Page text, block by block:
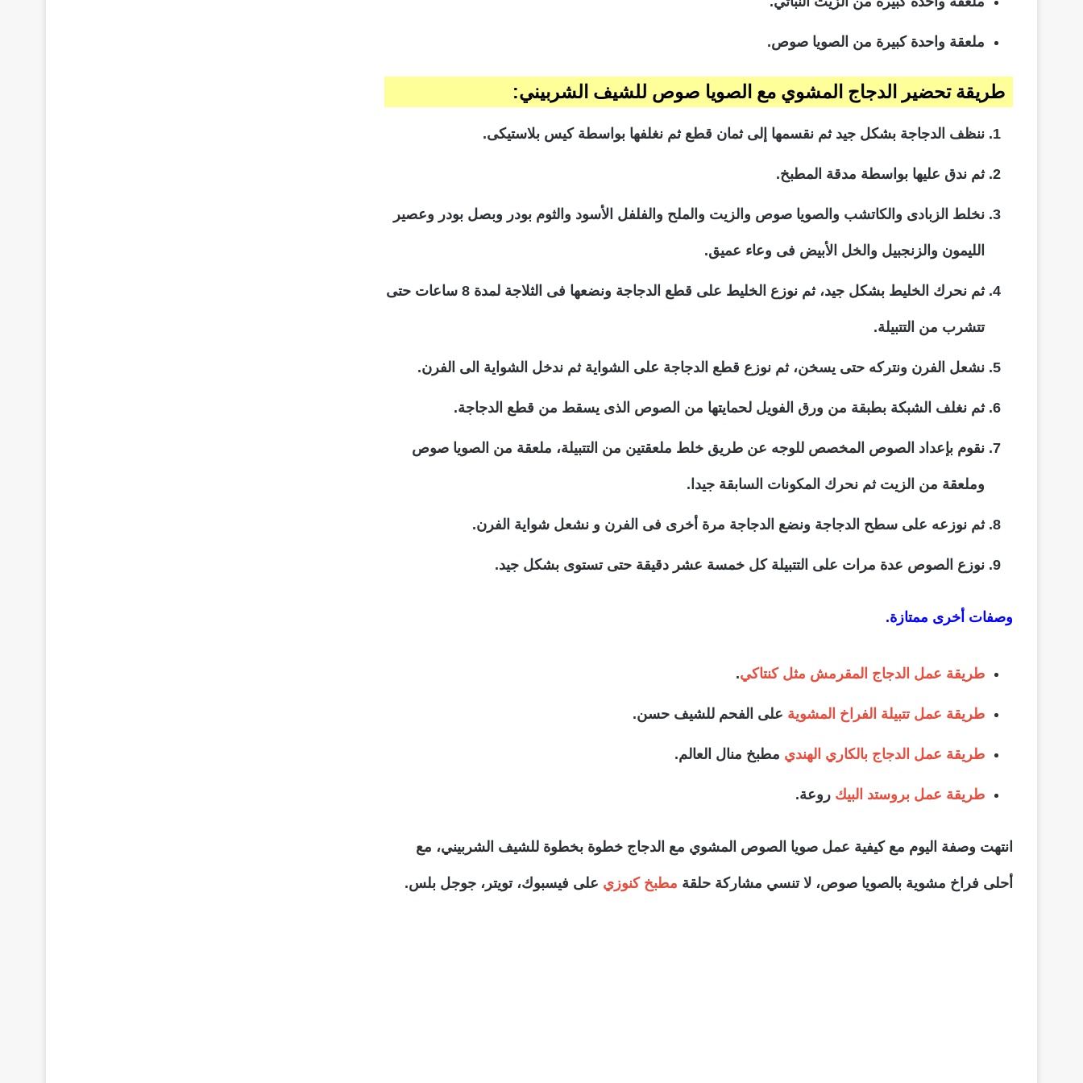
ملعقة واحدة كبيرة من الصويا صوص.
طريقة تحضير الدجاج المشوي مع الصويا صوص للشيف الشربيني:
ننظف الدجاجة بشكل جيد ثم نقسمها إلى ثمان قطع ثم نغلفها بواسطة كيس بلاستيكى.
ثم ندق عليها بواسطة مدقة المطبخ.
نخلط الزبادى والكاتشب والصويا صوص والزيت والملح والفلفل الأسود والثوم بودر وبصل بودر وعصير
الليمون والزنجبيل والخل الأبيض فى وعاء عميق.
ثم نحرك الخليط بشكل جيد، ثم نوزع الخليط على قطع الدجاجة ونضعها فى الثلاجة لمدة 8 ساعات حتى
تتشرب من التتبيلة.
نشعل الفرن ونتركه حتى يسخن، ثم نوزع قطع الدجاجة على الشواية ثم ندخل الشواية الى الفرن.
ثم نغلف الشبكة بطبقة من ورق الفويل لحمايتها من الصوص الذى يسقط من قطع الدجاجة.
نقوم بإعداد الصوص المخصص للوجه عن طريق خلط ملعقتين من التتبيلة، ملعقة من الصويا صوص
وملعقة من الزيت ثم نحرك المكونات السابقة جيدا.
ثم نوزعه على سطح الدجاجة ونضع الدجاجة مرة أخرى فى الفرن و نشعل شواية الفرن.
نوزع الصوص عدة مرات على التتبيلة كل خمسة عشر دقيقة حتى تستوى بشكل جيد.
وصفات أخرى ممتازة.
طريقة عمل الدجاج المقرمش مثل كنتاكي.
طريقة عمل تتبيلة الفراخ المشوية على الفحم للشيف حسن.
طريقة عمل الدجاج بالكاري الهندي مطبخ منال العالم.
طريقة عمل بروستد البيك روعة.
انتهت وصفة اليوم مع كيفية عمل صويا الصوص المشوي مع الدجاج خطوة بخطوة للشيف الشربيني، مع
أحلى فراخ مشوية بالصويا صوص، لا تنسي مشاركة حلقة مطبخ كنوزي على فيسبوك، تويتر، جوجل بلس.